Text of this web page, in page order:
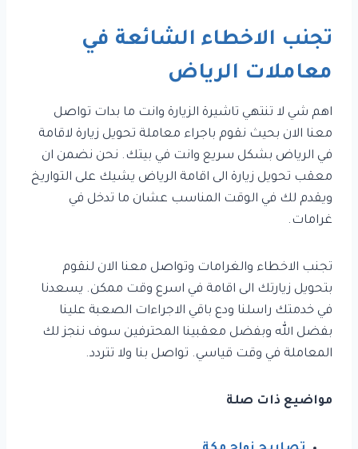
تجنب الاخطاء الشائعة في
معاملات الرياض
اهم شي لا تنتهي تاشيرة الزيارة وانت ما بدات تواصل
معنا الان بحيث نقوم باجراء معاملة تحويل زيارة لاقامة
في الرياض بشكل سريع وانت في بيتك. نحن نضمن ان
معقب تحويل زيارة الى اقامة الرياض يشيك على التواريخ
ويقدم لك في الوقت المناسب عشان ما تدخل في
غرامات.
تجنب الاخطاء والغرامات وتواصل معنا الان لنقوم
بتحويل زيارتك الى اقامة في اسرع وقت ممكن. يسعدنا
في خدمتك راسلنا ودع باقي الاجراءات الصعبة علينا
بفضل الله وبفضل معقبينا المحترفين سوف ننجز لك
المعاملة في وقت قياسي. تواصل بنا ولا تتردد.
مواضيع ذات صلة